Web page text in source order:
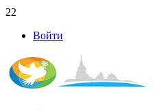
22
Войти